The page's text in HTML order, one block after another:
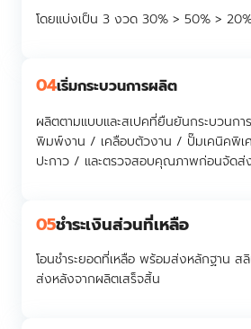
โดยแบ่งเป็น 3 งวด 30% > 50% >
04เริ่มกระบวนการผลิต
ผลิตตามแบบและสเปคที่ยืนยันกระบวนกา
พิมพ์งาน / เคลือบตัวงาน / ปั๊มเคนิคพิ
ปะกาว / และตรวจสอบคุณภาพก่อนจัดส่
05ชำระเงินส่วนที่เหลือ
โอนชำระยอดที่เหลือ พร้อมส่งหลักฐาน ส
ส่งหลังจากผลิตเสร็จสิ้น